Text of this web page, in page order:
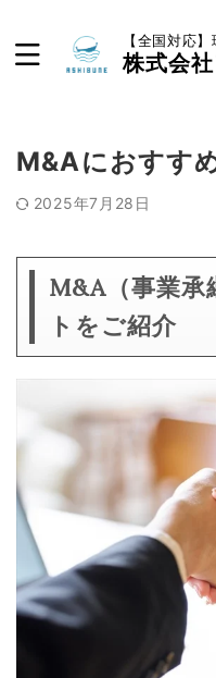
【全国対応
株式会
M&Aにおすす
2025年7月28日
M&A（事業承
トをご紹介